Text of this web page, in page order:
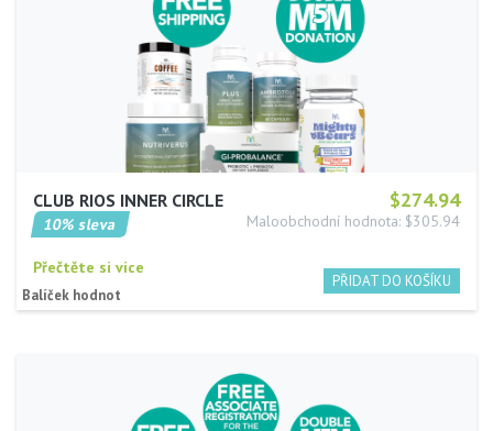
$274.94
CLUB RIOS INNER CIRCLE
Maloobchodní hodnota: $305.94
10% sleva
Přečtěte si více
Balíček hodnot